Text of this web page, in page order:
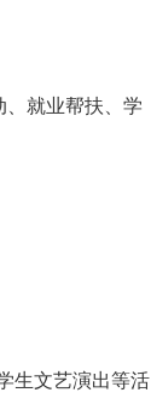
、就业帮扶、学
生文艺演出等活